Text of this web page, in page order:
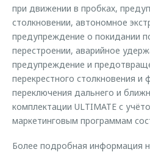
при движении в пробках,
столкновении, автономное
предупреждение о покидании
перестроении, аварийное
предупреждение и
перекрестного столкновения и
переключения дальнего и
комплектации ULTIMATE с
маркетинговым программам
Более подробная информация